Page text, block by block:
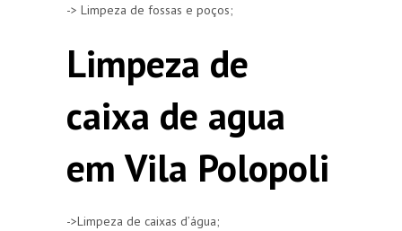
-> Limpeza de fossas e poços;
Limpeza de
caixa de agua
em Vila Polopoli
->Limpeza de caixas d’água;